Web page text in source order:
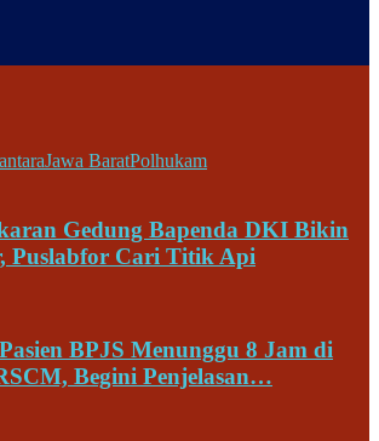
Jawa BaratPolhukam
Gedung Bapenda DKI Bikin
Puslabfor Cari Titik Api
BPJS Menunggu 8 Jam di
Begini Penjelasan…